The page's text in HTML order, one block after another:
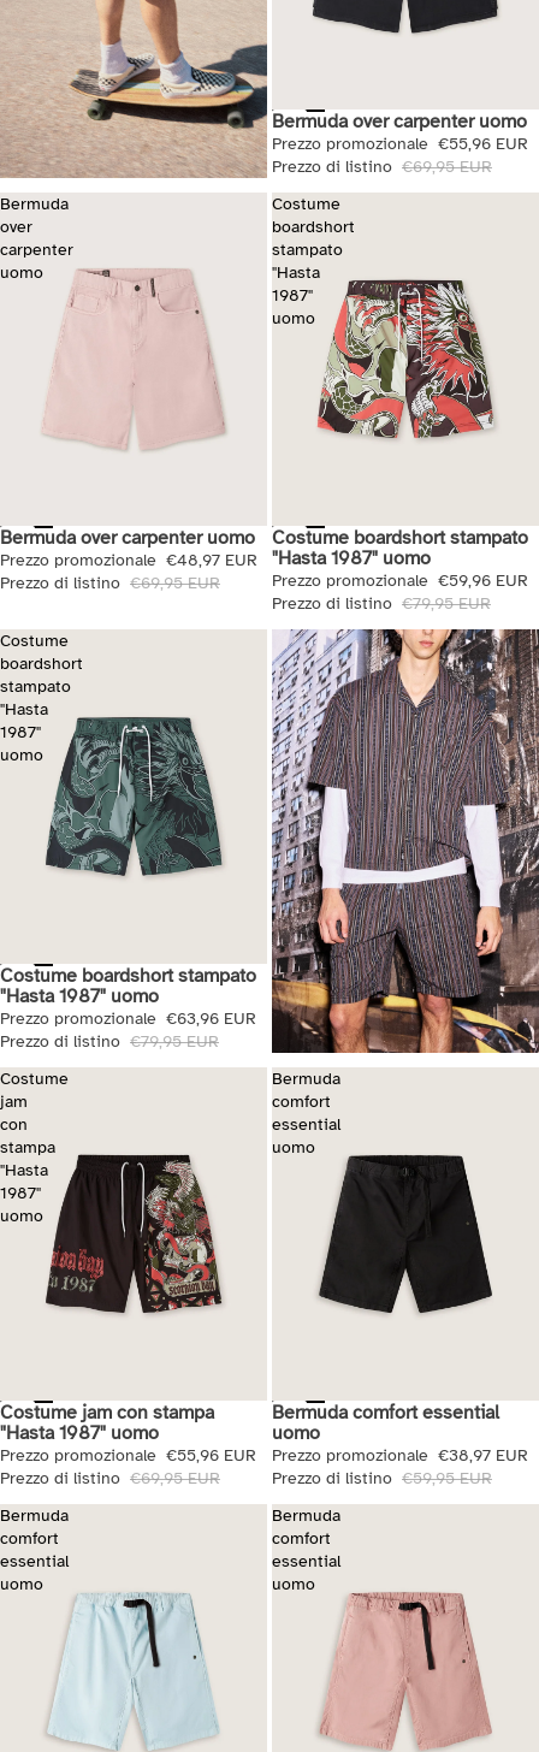
Saldi
Bermuda over carpenter uomo
Prezzo promozionale €55,96 EUR
Prezzo di listino €69,95 EUR
Bermuda
over
carpenter
uomo
Saldi
Bermuda over carpenter uomo
Prezzo promozionale €48,97 EUR
Prezzo di listino €69,95 EUR
Costume
boardshort
stampato
"Hasta
1987"
uomo
Saldi
Costume boardshort stampato
"Hasta 1987" uomo
Prezzo promozionale €59,96 EUR
Prezzo di listino €79,95 EUR
Costume
boardshort
stampato
"Hasta
1987"
uomo
Saldi
Costume boardshort stampato
"Hasta 1987" uomo
Prezzo promozionale €63,96 EUR
Prezzo di listino €79,95 EUR
Costume
jam
con
stampa
"Hasta
1987"
uomo
Saldi
Costume jam con stampa
"Hasta 1987" uomo
Prezzo promozionale €55,96 EUR
Prezzo di listino €69,95 EUR
Bermuda
comfort
essential
uomo
Saldi
Bermuda comfort essential
uomo
Prezzo promozionale €38,97 EUR
Prezzo di listino €59,95 EUR
Bermuda
comfort
essential
uomo
Bermuda
comfort
essential
uomo